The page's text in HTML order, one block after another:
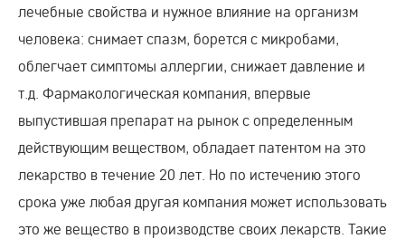
лечебные свойства и нужное влияние на организм
человека: снимает спазм, борется с микробами,
облегчает симптомы аллергии, снижает давление и
т.д. Фармакологическая компания, впервые
выпустившая препарат на рынок с определенным
действующим веществом, обладает патентом на это
лекарство в течение 20 лет. Но по истечению этого
срока уже любая другая компания может использовать
это же вещество в производстве своих лекарств. Такие